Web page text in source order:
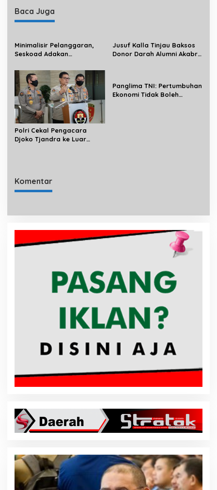
i
g
a
s
i
p
o
s
Baca Juga
Minimalisir Pelanggaran,
Seskoad Adakan
Jusuf Kalla Tinjau Baksos
Donor Darah Alumni Akabri
Polri Cekal Pengacara
Djoko Tjandra ke Luar
Panglima TNI: Pertumbuhan
Ekonomi Tidak Boleh
Komentar